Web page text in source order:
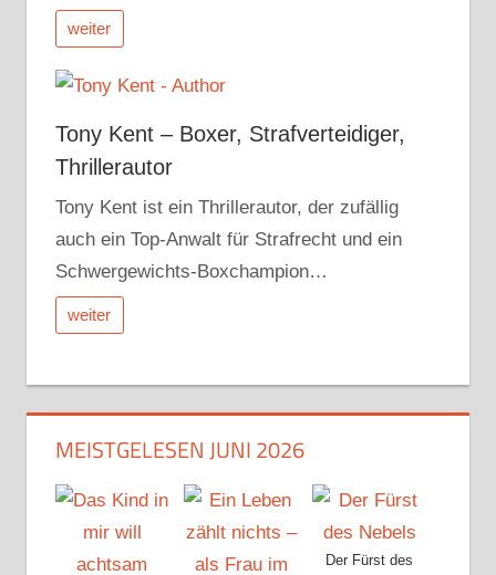
weiter
Tony Kent – Boxer, Strafverteidiger,
Thrillerautor
Tony Kent ist ein Thrillerautor, der zufällig
auch ein Top-Anwalt für Strafrecht und ein
Schwergewichts-Boxchampion…
weiter
MEISTGELESEN JUNI 2026
Der Fürst des